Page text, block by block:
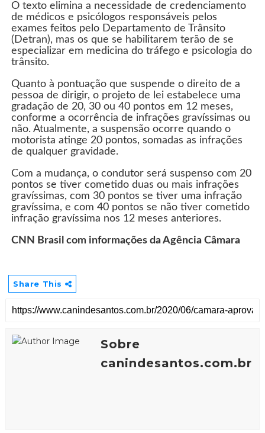
O texto elimina a necessidade de credenciamento
de médicos e psicólogos responsáveis pelos
exames feitos pelo Departamento de Trânsito
(Detran), mas os que se habilitarem terão de se
especializar em medicina do tráfego e psicologia do
trânsito.
Quanto à pontuação que suspende o direito de a
pessoa de dirigir, o projeto de lei estabelece uma
gradação de 20, 30 ou 40 pontos em 12 meses,
conforme a ocorrência de infrações gravíssimas ou
não. Atualmente, a suspensão ocorre quando o
motorista atinge 20 pontos, somadas as infrações
de qualquer gravidade.
Com a mudança, o condutor será suspenso com 20
pontos se tiver cometido duas ou mais infrações
gravíssimas, com 30 pontos se tiver uma infração
gravíssima, e com 40 pontos se não tiver cometido
infração gravíssima nos 12 meses anteriores.
CNN Brasil com informações da Agência Câmara
Share This
Sobre
canindesantos.com.br